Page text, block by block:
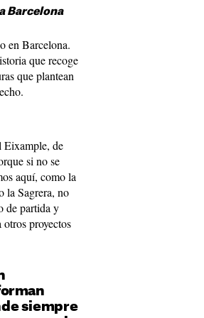
Barcelona
en Barcelona.
que recoge
que plantean
Eixample, de
si no se
aquí, como la
la Sagrera, no
de partida y
proyectos
siempre